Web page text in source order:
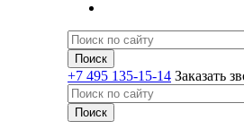
+7 495 135-15-14 Заказать